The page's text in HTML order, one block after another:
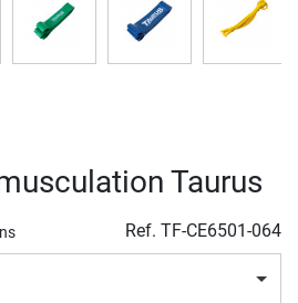
Taurus
Ref. TF-CE6501-064